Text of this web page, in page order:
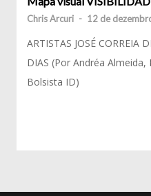
Chris Arcuri - 12 de
ARTISTAS JOSÉ CORREIA
DIAS (Por Andréa
Bolsista ID)